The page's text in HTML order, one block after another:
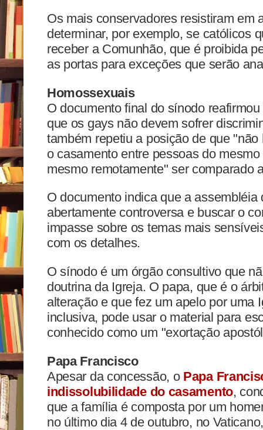
Os mais conservadores resistiram em
determinar, por exemplo, se católicos
receber a Comunhão, que é proibida
as portas para exceções que serão
Homossexuais
O documento final do sínodo
que os gays não devem sofrer
também repetiu a posição de que
o casamento entre pessoas do
mesmo remotamente" ser comparado
O documento indica que a
abertamente controversa e buscar o
impasse sobre os temas mais
com os detalhes.
O sínodo é um órgão consultivo que
doutrina da Igreja. O papa, que é o
alteração e que fez um apelo por uma
inclusiva, pode usar o material para
conhecido como um "exortação
Papa Francisco
Apesar da concessão, o Papa
indissolubilidade do casamento,
que a família é composta por um
no último dia 4 de outubro, no